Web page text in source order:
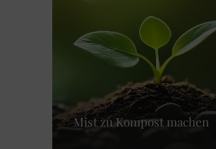
Mist zu Kompost machen